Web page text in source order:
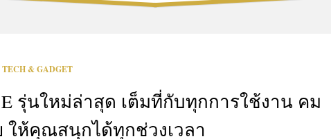
MOVIE
SERIES
ACTIVITIES
TECH & GADGET
E รุ่นใหม่ล่าสุด เต็มที่กับทุกการใช้งาน คม
ห้คุณสนุกได้ทุกช่วงเวลา